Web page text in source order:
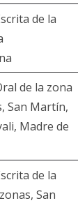
de la
de la zona
San Martín,
Madre de
de la
San